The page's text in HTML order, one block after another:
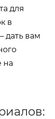
для
в
вам
на